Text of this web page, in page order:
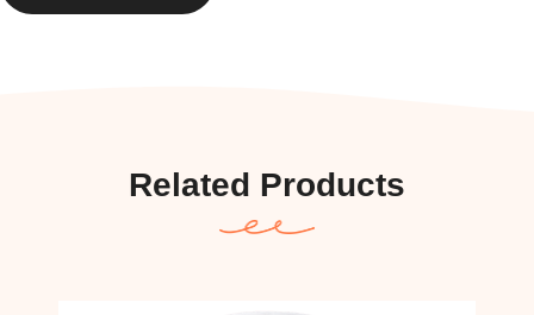
Related Products